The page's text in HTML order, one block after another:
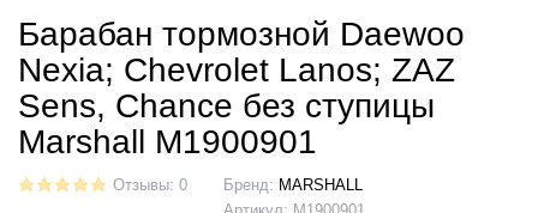
Барабан тормозной Daewoo
Nexia; Chevrolet Lanos; ZAZ
Sens, Chance без ступицы
Marshall M1900901
Отзывы: 0 Бренд: MARSHALL